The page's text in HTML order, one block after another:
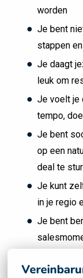
worden
Je bent
stappen
Je daagt
leuk om
Je voelt je
tempo,
Je bent
op een
deal te
Je kunt
in je regio
Je bent
Je hebt de